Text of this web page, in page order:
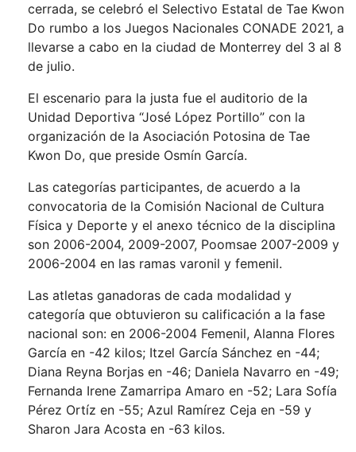
cerrada, se celebró el Selectivo Estatal de Tae Kwon
Do rumbo a los Juegos Nacionales CONADE 2021, a
llevarse a cabo en la ciudad de Monterrey del 3 al 8
de julio.
El escenario para la justa fue el auditorio de la
Unidad Deportiva “José López Portillo” con la
organización de la Asociación Potosina de Tae
Kwon Do, que preside Osmín García.
Las categorías participantes, de acuerdo a la
convocatoria de la Comisión Nacional de Cultura
Física y Deporte y el anexo técnico de la disciplina
son 2006-2004, 2009-2007, Poomsae 2007-2009 y
2006-2004 en las ramas varonil y femenil.
Las atletas ganadoras de cada modalidad y
categoría que obtuvieron su calificación a la fase
nacional son: en 2006-2004 Femenil, Alanna Flores
García en -42 kilos; Itzel García Sánchez en -44;
Diana Reyna Borjas en -46; Daniela Navarro en -49;
Fernanda Irene Zamarripa Amaro en -52; Lara Sofía
Pérez Ortíz en -55; Azul Ramírez Ceja en -59 y
Sharon Jara Acosta en -63 kilos.